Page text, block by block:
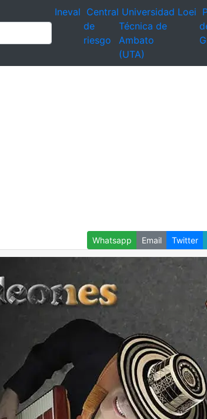
Ineval Central
de
riesgo
Universidad
Técnica de
Ambato
(UTA)
Loei
Whatsapp Email Twitter